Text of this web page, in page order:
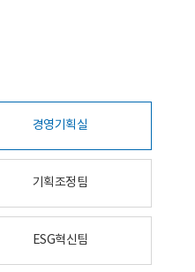
경영기획실
기획조정팀
ESG혁신팀